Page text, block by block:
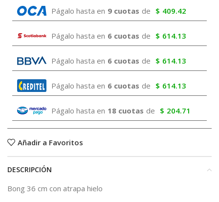
Págalo hasta en 9 cuotas de $ 409.42
Págalo hasta en 6 cuotas de $ 614.13
Págalo hasta en 6 cuotas de $ 614.13
Págalo hasta en 6 cuotas de $ 614.13
Págalo hasta en 18 cuotas de $ 204.71
Añadir a Favoritos
DESCRIPCIÓN
Bong 36 cm con atrapa hielo